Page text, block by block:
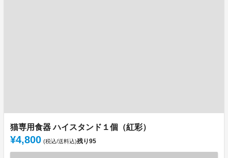
猫専用食器 ハイスタンド１個（紅彩）
¥4,800 (税込/送料込)残り95